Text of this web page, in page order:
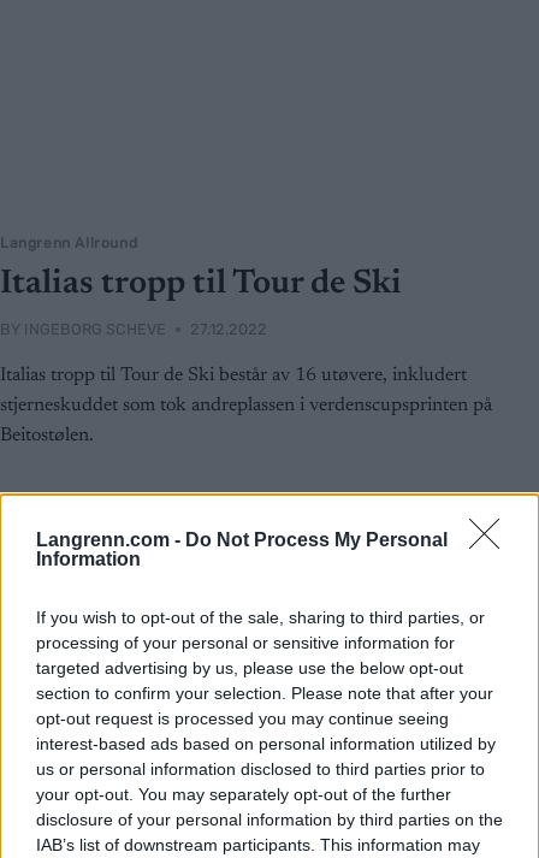
Langrenn.com - Do Not Process My Personal
Information
If you wish to opt-out of the sale, sharing to third parties, or
processing of your personal or sensitive information for
targeted advertising by us, please use the below opt-out
section to confirm your selection. Please note that after your
opt-out request is processed you may continue seeing
interest-based ads based on personal information utilized by
us or personal information disclosed to third parties prior to
your opt-out. You may separately opt-out of the further
disclosure of your personal information by third parties on the
IAB’s list of downstream participants. This information may
Langrenn Allround
Italias tropp til Tour de Ski
BY INGEBORG SCHEVE 27.12.2022
Italias tropp til Tour de Ski består av 16 utøvere, inkludert
stjerneskuddet som tok andreplassen i verdenscupsprinten på
Beitostølen.